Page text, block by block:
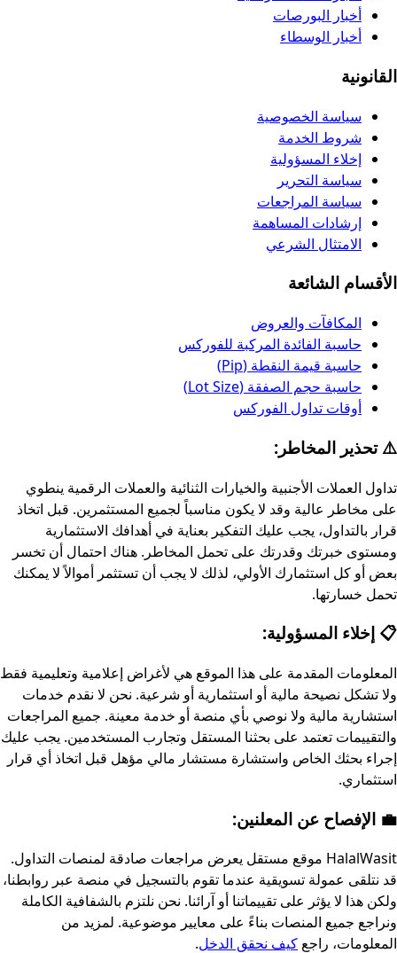
أخبار البورصات
أخبار الوسطاء
القانونية
سياسة الخصوصية
شروط الخدمة
إخلاء المسؤولية
سياسة التحرير
سياسة المراجعات
إرشادات المساهمة
الامتثال الشرعي
الأقسام الشائعة
المكافآت والعروض
حاسبة الفائدة المركبة للفوركس
حاسبة قيمة النقطة (Pip)
حاسبة حجم الصفقة (Lot Size)
أوقات تداول الفوركس
⚠️ تحذير المخاطر:
تداول العملات الأجنبية والخيارات الثنائية والعملات الرقمية ينطوي
على مخاطر عالية وقد لا يكون مناسباً لجميع المستثمرين. قبل اتخاذ
قرار بالتداول، يجب عليك التفكير بعناية في أهدافك الاستثمارية
ومستوى خبرتك وقدرتك على تحمل المخاطر. هناك احتمال أن تخسر
بعض أو كل استثمارك الأولي، لذلك لا يجب أن تستثمر أموالاً لا يمكنك
تحمل خسارتها.
📋 إخلاء المسؤولية:
المعلومات المقدمة على هذا الموقع هي لأغراض إعلامية وتعليمية فقط
ولا تشكل نصيحة مالية أو استثمارية أو شرعية. نحن لا نقدم خدمات
استشارية مالية ولا نوصي بأي منصة أو خدمة معينة. جميع المراجعات
والتقييمات تعتمد على بحثنا المستقل وتجارب المستخدمين. يجب عليك
إجراء بحثك الخاص واستشارة مستشار مالي مؤهل قبل اتخاذ أي قرار
استثماري.
💼 الإفصاح عن المعلنين:
HalalWasit موقع مستقل يعرض مراجعات صادقة لمنصات التداول.
قد نتلقى عمولة تسويقية عندما تقوم بالتسجيل في منصة عبر روابطنا،
ولكن هذا لا يؤثر على تقييماتنا أو آرائنا. نحن نلتزم بالشفافية الكاملة
ونراجع جميع المنصات بناءً على معايير موضوعية. لمزيد من
المعلومات، راجع كيف نحقق الدخل.